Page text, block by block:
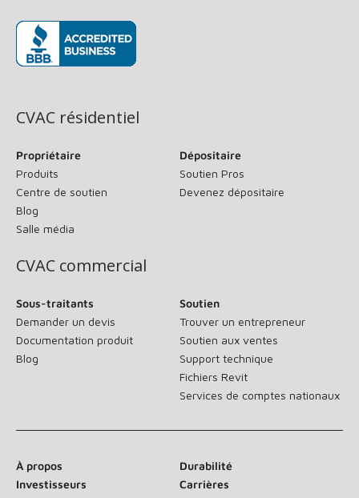
CVAC résidentiel
Propriétaire
Produits
Centre de soutien
Blog
Salle média
Dépositaire
Soutien Pros
Devenez dépositaire
CVAC commercial
Sous-traitants
Demander un devis
Documentation produit
Blog
Soutien
Trouver un entrepreneur
Soutien aux ventes
Support technique
Fichiers Revit
Services de comptes nationaux
À propos
Durabilité
Investisseurs
Carrières